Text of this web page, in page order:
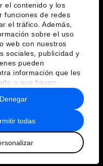
el contenido y los
funciones de redes
el tráfico. Además,
sobre el uso
web con nuestros
sociales, publicidad y
pueden
información que les
o que hayan
del uso que haya
todas
Denegar
normas de uso
Mundial